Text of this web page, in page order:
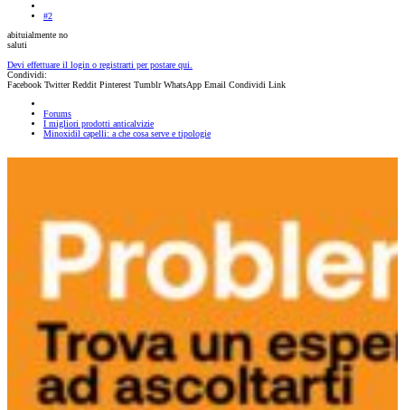
#2
abituialmente no
saluti
Devi effettuare il login o registrarti per postare qui.
Condividi:
Facebook Twitter Reddit Pinterest Tumblr WhatsApp Email Condividi Link
Forums
I migliori prodotti anticalvizie
Minoxidil capelli: a che cosa serve e tipologie